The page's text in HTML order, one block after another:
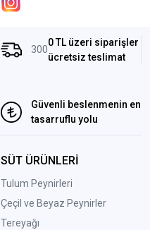
300
0 TL üzeri siparişler
ücretsiz teslimat
Güvenli beslenmenin en
tasarruflu yolu
SÜT ÜRÜNLERİ
Tulum Peynirleri
Çeçil ve Beyaz Peynirler
Tereyağı